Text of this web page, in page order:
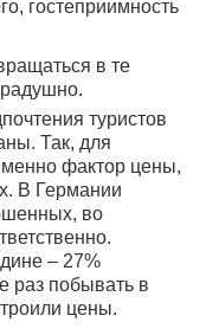
гостеприимность
в те
радушно.
туристов
Так, для
фактор цены,
В Германии
во
– 27%
раз побывать в
цены.